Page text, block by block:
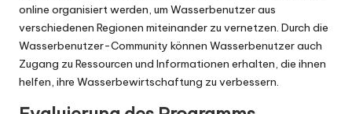
online organisiert werden, um Wasserbenutzer aus
verschiedenen Regionen miteinander zu vernetzen. Durch die
Wasserbenutzer-Community können Wasserbenutzer auch
Zugang zu Ressourcen und Informationen erhalten, die ihnen
helfen, ihre Wasserbewirtschaftung zu verbessern.